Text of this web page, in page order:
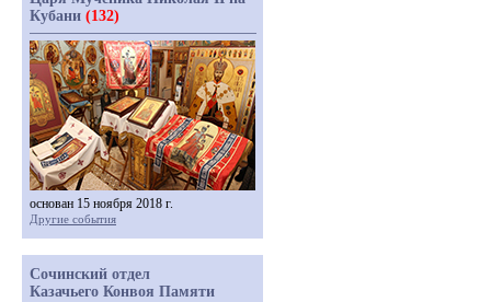
Кубани (132)
основан 15 ноября 2018 г.
Другие события
Сочинский отдел
Казачьего Конвоя Памяти